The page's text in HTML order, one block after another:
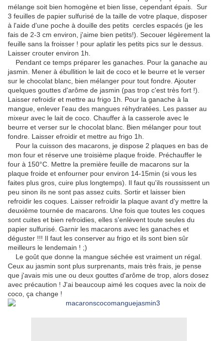
mélange soit bien homogène et bien lisse, cependant épais. Sur
3 feuilles de papier sulfurisé de la taille de votre plaque, disposer
à l'aide d'une poche à douille des petits cercles espacés (je les
fais de 2-3 cm environ, j'aime bien petits!). Secouer légèrement la
feuille sans la froisser ! pour aplatir les petits pics sur le dessus.
Laisser crouter environ 1h.
Pendant ce temps préparer les ganaches. Pour la ganache au
jasmin. Mener à ébullition le lait de coco et le beurre et le verser
sur le chocolat blanc, bien mélanger pour tout fondre. Ajouter
quelques gouttes d'arôme de jasmin (pas trop c'est très fort !).
Laisser refroidir et mettre au frigo 1h. Pour la ganache à la
mangue, enlever l'eau des mangues réhydratées. Les passer au
mixeur avec le lait de coco. Chauffer à la casserole avec le
beurre et verser sur le chocolat blanc. Bien mélanger pour tout
fondre. Laisser efroidir et mettre au frigo 1h.
Pour la cuisson des macarons, je dispose 2 plaques en bas de
mon four et réserve une troisième plaque froide. Préchauffer le
four à 150°C. Mettre la première feuille de macarons sur la
plaque froide et enfourner pour environ 14-15min (si vous les
faites plus gros, cuire plus longtemps). Il faut qu'ils roussissent un
peu sinon ils ne sont pas assez cuits. Sortir et laisser bien
refroidir les coques. Laisser refroidir la plaque avant d'y mettre la
deuxième tournée de macarons. Une fois que toutes les coques
sont cuites et bien refroidies, elles s'enlèvent toute seules du
papier sulfurisé. Garnir les macarons avec les ganaches et
déguster !!! Il faut les conserver au frigo et ils sont bien sûr
meilleurs le lendemain ! ;)
Le goût que donne la mangue séchée est vraiment un régal.
Ceux au jasmin sont plus surprenants, mais très frais, je pense
que j'avais mis une ou deux gouttes d'arôme de trop, alors dosez
avec précaution ! J'ai beaucoup aimé les coques avec la noix de
coco, ça change !